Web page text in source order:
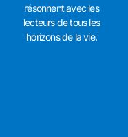
résonnent avec les
lecteurs de tous les
horizons de la vie.